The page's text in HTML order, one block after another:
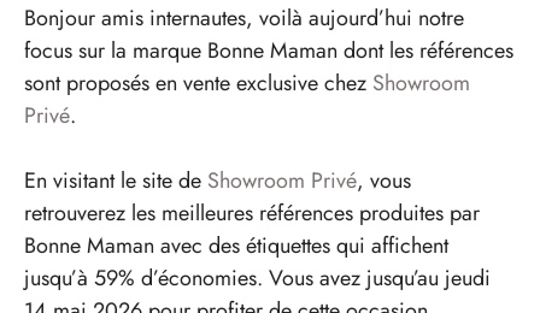
Bonjour amis internautes, voilà aujourd’hui notre
focus sur la marque Bonne Maman dont les références
sont proposés en vente exclusive chez Showroom
Privé.
En visitant le site de Showroom Privé, vous
retrouverez les meilleures références produites par
Bonne Maman avec des étiquettes qui affichent
jusqu’à 59% d’économies. Vous avez jusqu’au jeudi